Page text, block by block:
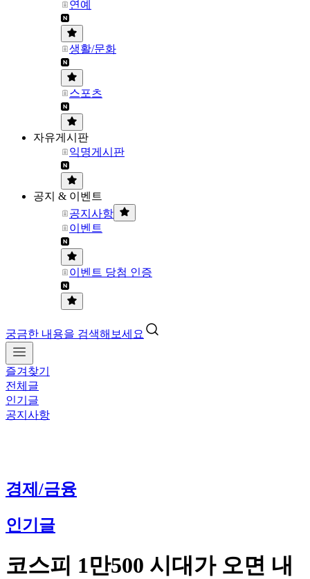
연예
생활/문화
스포츠
자유게시판
익명게시판
공지 & 이벤트
공지사항
이벤트
이벤트 당첨 인증
궁금한 내용을 검색해보세요
즐겨찾기
전체글
인기글
공지사항
경제/금융
인기글
코스피 1만500 시대가 오면 내